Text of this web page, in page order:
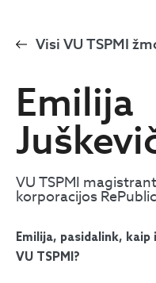
Visi VU TSPMI
Emilija
VU TSPMI
korporacijos
Emilija, pasidalink,
VU TSPMI?